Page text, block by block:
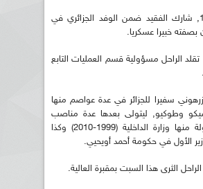
وفي سنة 1961, شارك الفقيد ضمن الوفد الجزائري في
خبيرا عسكريا.
تقلد الراحل مسؤولية قسم العمليات التابع
سفيرا للجزائر في عدة عواصم منها
وطوكيو, ليتولى بعدها عدة مناصب
سامية في الدولة منها وزارة الداخلية (1999-2010) وكذا
الأول في حكومة أحمد أويحيي.
الثرى هذا السبت بمقبرة العالية.